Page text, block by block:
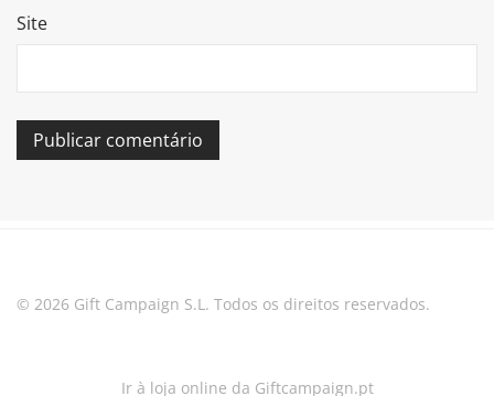
Site
© 2026 Gift Campaign S.L. Todos os direitos reservados.
Ir à loja online da Giftcampaign.pt